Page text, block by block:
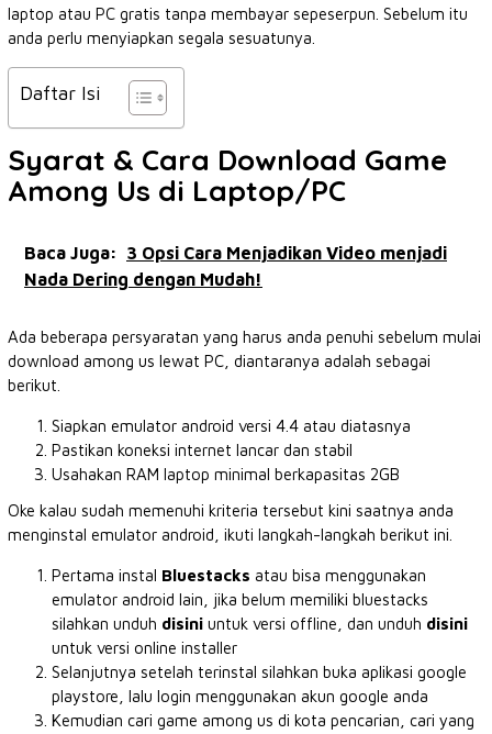
laptop atau PC gratis tanpa membayar sepeserpun. Sebelum itu
anda perlu menyiapkan segala sesuatunya.
Daftar Isi
Syarat & Cara Download Game
Among Us di Laptop/PC
Baca Juga:
3 Opsi Cara Menjadikan Video menjadi
Nada Dering dengan Mudah!
Ada beberapa persyaratan yang harus anda penuhi sebelum mulai
download among us lewat PC, diantaranya adalah sebagai
berikut.
Siapkan emulator android versi 4.4 atau diatasnya
Pastikan koneksi internet lancar dan stabil
Usahakan RAM laptop minimal berkapasitas 2GB
Oke kalau sudah memenuhi kriteria tersebut kini saatnya anda
menginstal emulator android, ikuti langkah-langkah berikut ini.
Pertama instal Bluestacks atau bisa menggunakan
emulator android lain, jika belum memiliki bluestacks
silahkan unduh disini untuk versi offline, dan unduh disini
untuk versi online installer
Selanjutnya setelah terinstal silahkan buka aplikasi google
playstore, lalu login menggunakan akun google anda
Kemudian cari game among us di kota pencarian, cari yang